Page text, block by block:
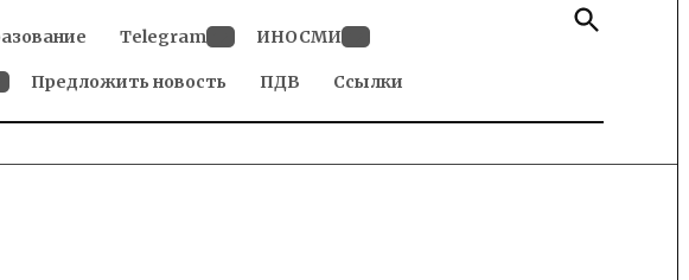
Telegram
dropdown
ИНОСМИ
dropdown
Предложить новость ПДВ Ссылки
Open
Search